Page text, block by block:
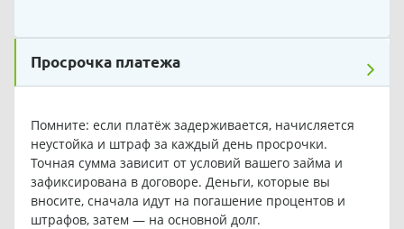
Просрочка платежа
Помните: если платёж задерживается, начисляется
неустойка и штраф за каждый день просрочки.
Точная сумма зависит от условий вашего займа и
зафиксирована в договоре. Деньги, которые вы
вносите, сначала идут на погашение процентов и
штрафов, затем — на основной долг.